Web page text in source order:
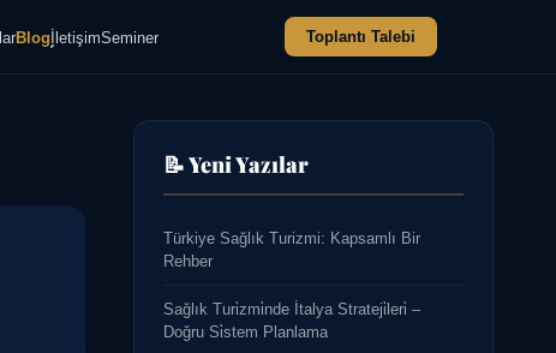
BlogİletişimSeminer Toplantı Talebi
📝 Yeni Yazılar
Türkiye Sağlık Turizmi: Kapsamlı Bir
Rehber
Sağlık Turi̇zmi̇nde İtalya Strateji̇leri̇ –
Doğru Si̇stem Planlama